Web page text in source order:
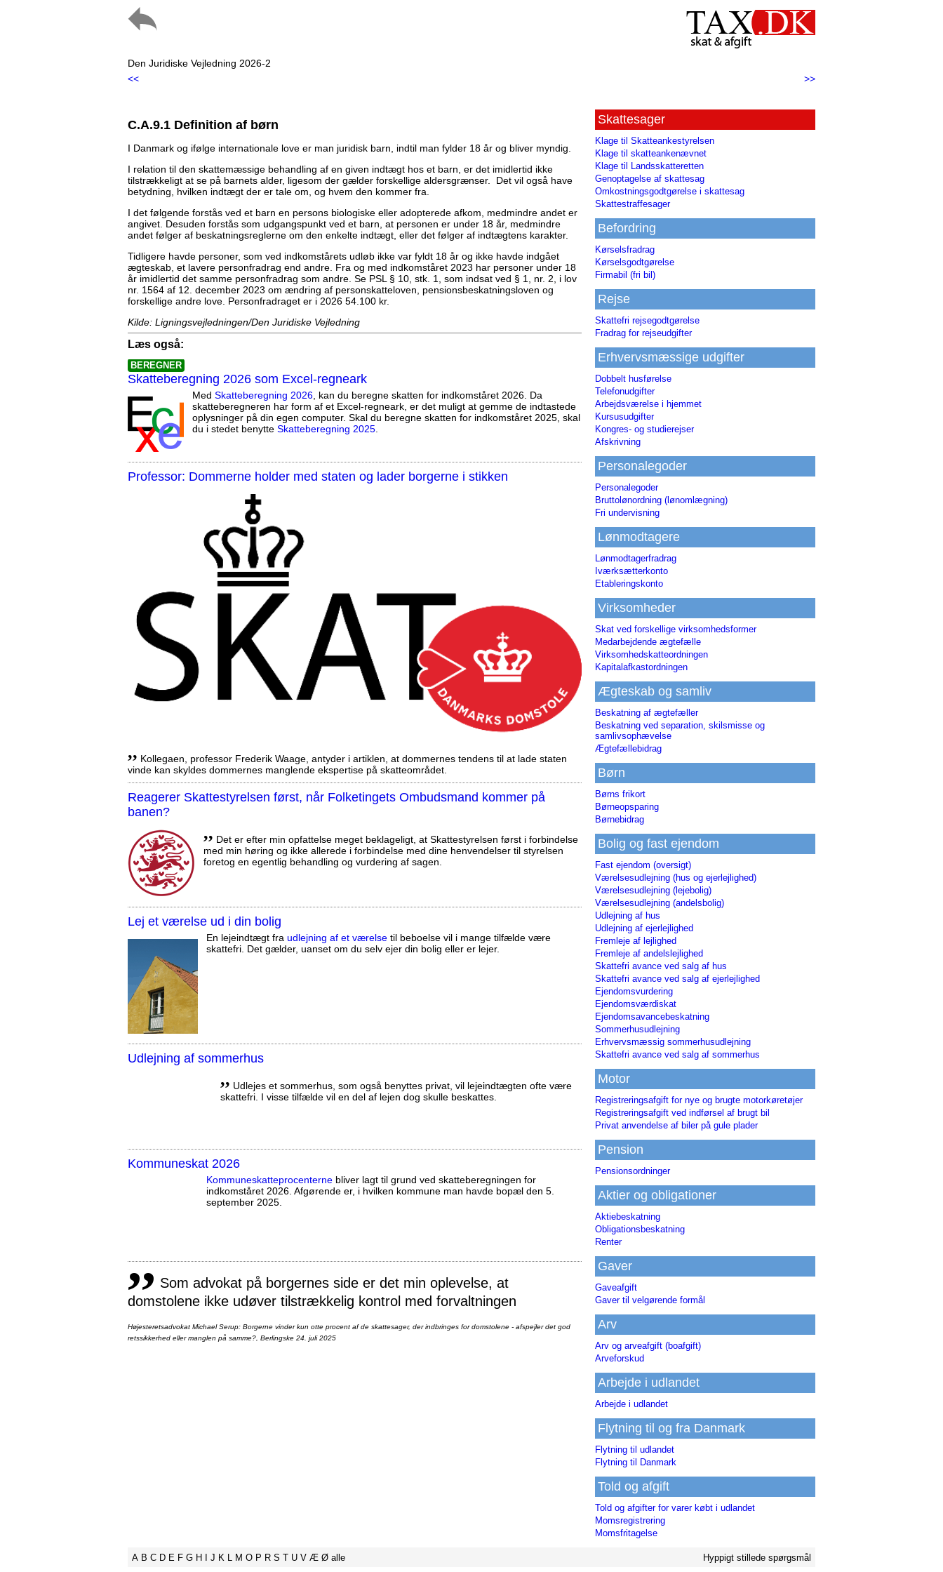
Den Juridiske Vejledning 2026-2
<<
>>
C.A.9.1 Definition af børn
I Danmark og ifølge internationale love er man juridisk barn, indtil man fylder 18 år og bliver myndig.
I relation til den skattemæssige behandling af en given indtægt hos et barn, er det imidlertid ikke
tilstrækkeligt at se på barnets alder, ligesom der gælder forskellige aldersgrænser. Det vil også have
betydning, hvilken indtægt der er tale om, og hvem den kommer fra.
I det følgende forstås ved et barn en persons biologiske eller adopterede afkom, medmindre andet er
angivet. Desuden forstås som udgangspunkt ved et barn, at personen er under 18 år, medmindre
andet følger af beskatningsreglerne om den enkelte indtægt, eller det følger af indtægtens karakter.
Tidligere havde personer, som ved indkomstårets udløb ikke var fyldt 18 år og ikke havde indgået
ægteskab, et lavere personfradrag end andre. Fra og med indkomståret 2023 har personer under 18
år imidlertid det samme personfradrag som andre. Se PSL § 10, stk. 1, som indsat ved § 1, nr. 2, i lov
nr. 1564 af 12. december 2023 om ændring af personskatteloven, pensionsbeskatningsloven og
forskellige andre love. Personfradraget er i 2026 54.100 kr.
Kilde: Ligningsvejledningen/Den Juridiske Vejledning
Læs også:
BEREGNER
Skatteberegning 2026 som Excel-regneark
Med Skatteberegning 2026 , kan du beregne skatten for indkomståret 2026. Da
skatteberegneren har form af et Excel-regneark, er det muligt at gemme de indtastede
oplysninger på din egen computer. Skal du beregne skatten for indkomståret 2025, skal
du i stedet benytte Skatteberegning 2025
Professor: Dommerne holder med staten og lader borgerne i stikken
,, Kollegaen, professor Frederik Waage, antyder i artiklen, at dommernes tendens til at lade staten
vinde kan skyldes dommernes manglende ekspertise på skatteområdet.
Reagerer Skattestyrelsen først, når Folketingets Ombudsmand kommer på
banen?
,, Det er efter min opfattelse meget beklageligt, at Skattestyrelsen først i forbindelse
med min høring og ikke allerede i forbindelse med dine henvendelser til styrelsen
foretog en egentlig behandling og vurdering af sagen.
Lej et værelse ud i din bolig
En lejeindtægt fra udlejning af et værelse til beboelse vil i mange tilfælde være
skattefri. Det gælder, uanset om du selv ejer din bolig eller er lejer.
Udlejning af sommerhus
,, Udlejes et sommerhus, som også benyttes privat, vil lejeindtægten ofte være
skattefri. I visse tilfælde vil en del af lejen dog skulle beskattes.
Kommuneskat 2026
Kommuneskatte­procenterne bliver lagt til grund ved skatteberegningen for
indkomståret 2026. Afgørende er, i hvilken kommune man havde bopæl den 5.
september 2025.
,, Som advokat på borgernes side er det min oplevelse, at
domstolene ikke udøver tilstrækkelig kontrol med forvaltningen
Højesteretsadvokat Michael Serup: Borgerne vinder kun otte procent af de skattesager, der indbringes for domstolene - afspejler det god
retssikkerhed eller manglen på samme?, Berlingske 24. juli 2025
Skattesager
Klage til Skatteankestyrelsen
Klage til skatteankenævnet
Klage til Landsskatteretten
Genoptagelse af skattesag
Omkostningsgodtgørelse i skattesag
Skattestraffesager
Befordring
Kørselsfradrag
Kørselsgodtgørelse
Firmabil (fri bil)
Rejse
Skattefri rejsegodtgørelse
Fradrag for rejseudgifter
Erhvervsmæssige udgifter
Dobbelt husførelse
Telefonudgifter
Arbejdsværelse i hjemmet
Kursusudgifter
Kongres- og studierejser
Afskrivning
Personalegoder
Personalegoder
Bruttolønordning (lønomlægning)
Fri undervisning
Lønmodtagere
Lønmodtagerfradrag
Iværksætterkonto
Etableringskonto
Virksomheder
Skat ved forskellige virksomhedsformer
Medarbejdende ægtefælle
Virksomhedskatteordningen
Kapitalafkastordningen
Ægteskab og samliv
Beskatning af ægtefæller
Beskatning ved separation, skilsmisse og
samlivsophævelse
Ægtefællebidrag
Børn
Børns frikort
Børneopsparing
Børnebidrag
Bolig og fast ejendom
Fast ejendom (oversigt)
Værelsesudlejning (hus og ejerlejlighed)
Værelsesudlejning (lejebolig)
Værelsesudlejning (andelsbolig)
Udlejning af hus
Udlejning af ejerlejlighed
Fremleje af lejlighed
Fremleje af andelslejlighed
Skattefri avance ved salg af hus
Skattefri avance ved salg af ejerlejlighed
Ejendomsvurdering
Ejendomsværdiskat
Ejendomsavancebeskatning
Sommerhusudlejning
Erhvervsmæssig sommerhusudlejning
Skattefri avance ved salg af sommerhus
Motor
Registreringsafgift for nye og brugte motorkøretøjer
Registreringsafgift ved indførsel af brugt bil
Privat anvendelse af biler på gule plader
Pension
Pensionsordninger
Aktier og obligationer
Aktiebeskatning
Obligationsbeskatning
Renter
Gaver
Gaveafgift
Gaver til velgørende formål
Arv
Arv og arveafgift (boafgift)
Arveforskud
Arbejde i udlandet
Arbejde i udlandet
Flytning til og fra Danmark
Flytning til udlandet
Flytning til Danmark
Told og afgift
Told og afgifter for varer købt i udlandet
Momsregistrering
Momsfritagelse
A B C D E F G H J K L M O P R S T U V Æ Ø alle Hyppigt stillede spørgsmål